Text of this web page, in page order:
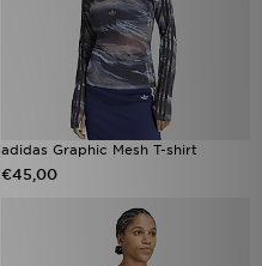
adidas Graphic Mesh T-shirt
€45,00